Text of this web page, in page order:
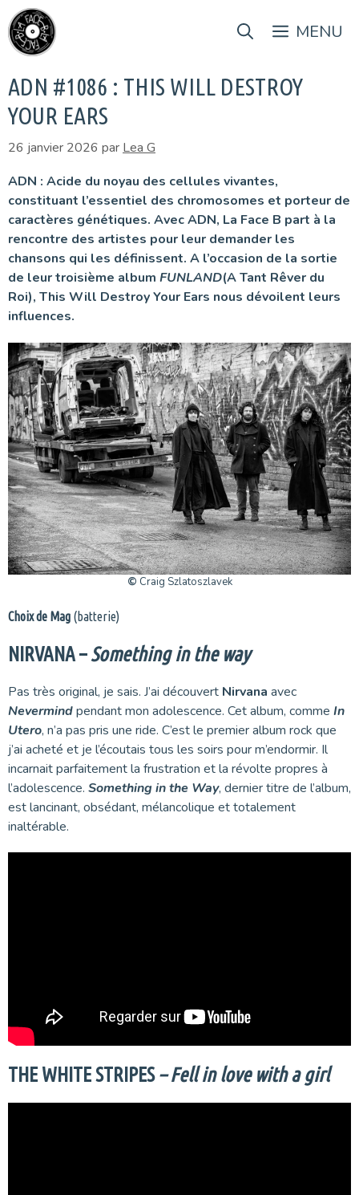
Aller
au
contenu
MENU
ADN #1086 : THIS WILL DESTROY
YOUR EARS
26 janvier 2026 par Lea G
ADN : Acide du noyau des cellules vivantes,
constituant l’essentiel des chromosomes et porteur de
caractères génétiques. Avec ADN, La Face B part à la
rencontre des artistes pour leur demander les
chansons qui les définissent. A l’occasion de la sortie
de leur troisième album FUNLAND(A Tant Rêver du
Roi), This Will Destroy Your Ears nous dévoilent leurs
influences.
© Craig Szlatoszlavek
Choix de Mag (batterie)
NIRVANA –Something in the way
Pas très original, je sais. J’ai découvert Nirvana avec
Nevermindpendant mon adolescence. Cet album, comme In
Utero, n’a pas pris une ride. C’est le premier album rock que
j’ai acheté et je l’écoutais tous les soirs pour m’endormir. Il
incarnait parfaitement la frustration et la révolte propres à
l’adolescence. Something in the Way, dernier titre de l’album,
est lancinant, obsédant, mélancolique et totalement
inaltérable.
THE WHITE STRIPES– Fell in love with a girl